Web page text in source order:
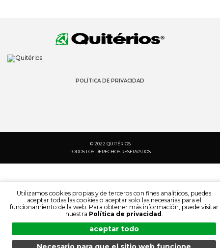
POLÍTICA DE PRIVACIDAD
© 2022 QUITÉRIOS
TODOS LOS DERECHOS RESERVADOS
Utilizamos cookies propias y de terceros con fines analíticos, puedes
aceptar todas las cookies o aceptar solo las necesarias para el
funcionamiento de la web. Para obtener más información, puede visitar
nuestra Política de privacidad .
aceptar todo